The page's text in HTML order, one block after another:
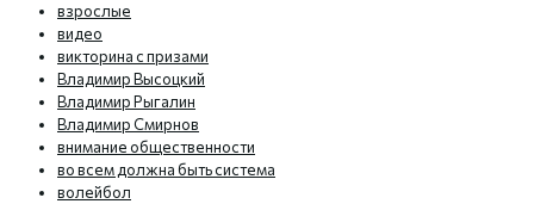
взрослые
видео
викторина с призами
Владимир Высоцкий
Владимир Рыгалин
Владимир Смирнов
внимание общественности
во всем должна быть система
волейбол